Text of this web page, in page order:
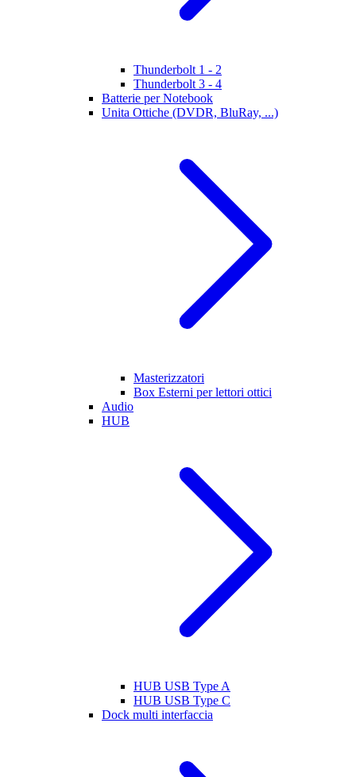
Thunderbolt 1 - 2
Thunderbolt 3 - 4
Batterie per Notebook
Unita Ottiche (DVDR, BluRay, ...)
Masterizzatori
Box Esterni per lettori ottici
Audio
HUB
HUB USB Type A
HUB USB Type C
Dock multi interfaccia